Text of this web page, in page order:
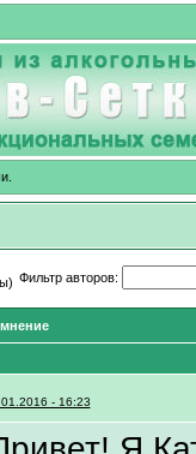
Фильтр авторов:
- 16:23